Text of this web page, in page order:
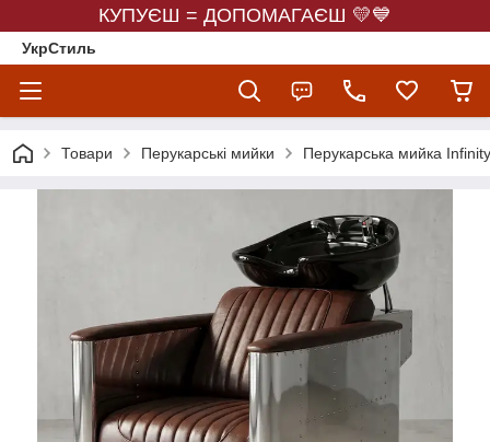
КУПУЄШ = ДОПОМАГАЄШ 💛💙
УкрСтиль
Товари Перукарські мийки Перукарська мийка